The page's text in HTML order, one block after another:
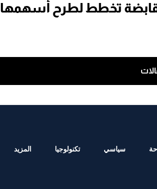
تخطط لطرح أسهمها
سياسي تكنولوجيا المزيد